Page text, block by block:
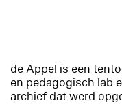
de Appel is een
en pedagogisch lab
archief dat werd